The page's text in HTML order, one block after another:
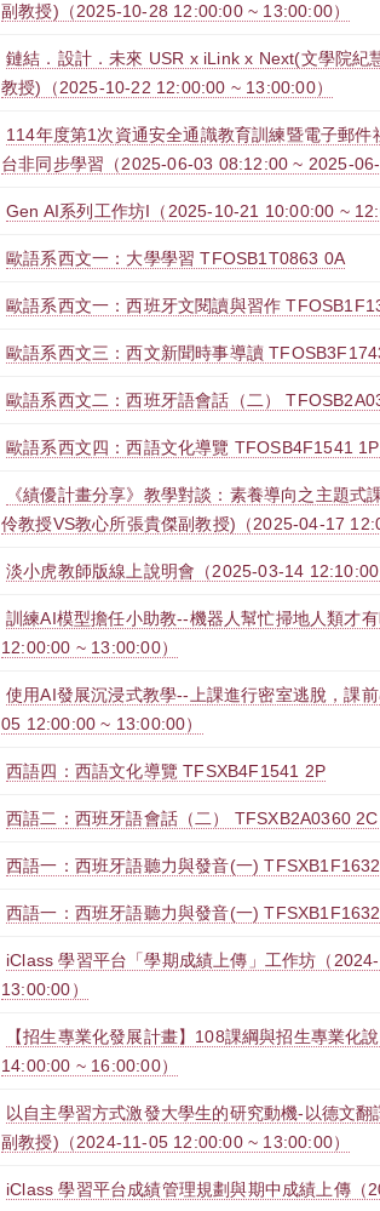
副教授)（2025-10-28 12:00:00 ~ 13:00:00）
鏈結．設計．未來 USR x iLink x Next(文學院紀
教授)（2025-10-22 12:00:00 ~ 13:00:00）
114年度第1次資通安全通識教育訓練暨電子郵
台非同步學習（2025-06-03 08:12:00 ~ 2025-06-
Gen AI系列工作坊I（2025-10-21 10:00:00 ~
歐語系西文一：大學學習 TFOSB1T0863 0A
歐語系西文一：西班牙文閱讀與習作
歐語系西文三：西文新聞時事導讀
歐語系西文二：西班牙語會話（二）
歐語系西文四：西語文化導覽 TFOSB4F1541 1P
《績優計畫分享》教學對談：素養導向之主題式
伶教授VS教心所張貴傑副教授)（2025-04-17
淡小虎教師版線上說明會（2025-03-14 12:10:00
訓練AI模型擔任小助教--機器人幫忙掃地人類才
12:00:00 ~ 13:00:00）
使用AI發展沉浸式教學--上課進行密室逃脫，課
05 12:00:00 ~ 13:00:00）
西語四：西語文化導覽 TFSXB4F1541 2P
西語二：西班牙語會話（二） TFSXB2A0360 2C
西語一：西班牙語聽力與發音(一)
西語一：西班牙語聽力與發音(一)
iClass 學習平台「學期成績上傳」工作坊（
13:00:00）
【招生專業化發展計畫】108課綱與招生專業化
14:00:00 ~ 16:00:00）
以自主學習方式激發大學生的研究動機-以德文
副教授)（2024-11-05 12:00:00 ~ 13:00:00）
iClass 學習平台成績管理規劃與期中成績上傳（